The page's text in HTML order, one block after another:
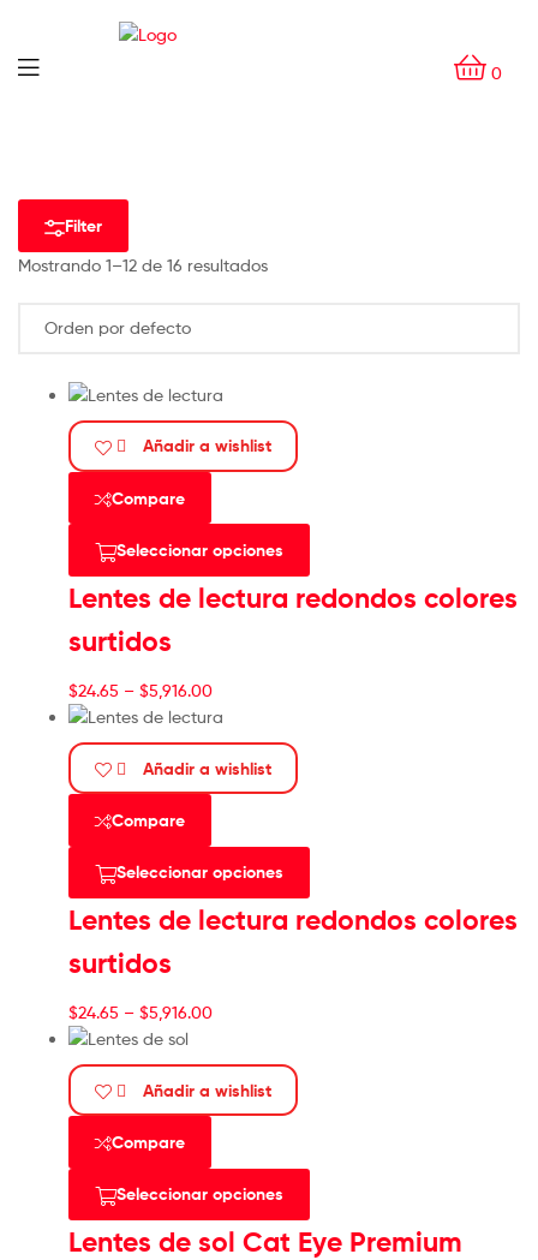
0
Filter
Mostrando 1–12 de 16 resultados
Añadir a wishlist
Compare
Seleccionar opciones
Lentes de lectura redondos colores
surtidos
$24.65 – $5,916.00
Añadir a wishlist
Compare
Seleccionar opciones
Lentes de lectura redondos colores
surtidos
$24.65 – $5,916.00
Añadir a wishlist
Compare
Seleccionar opciones
Lentes de sol Cat Eye Premium